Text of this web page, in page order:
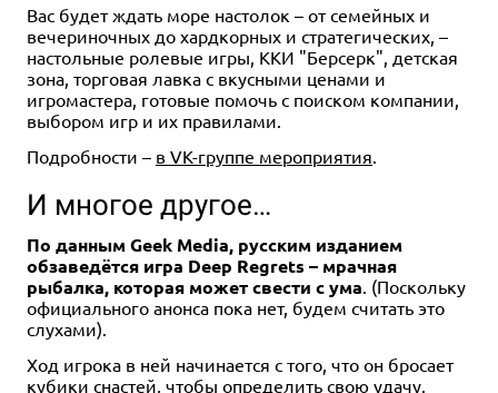
Шакал: Архипелаг. Остров
приливов
2 отзыва
Купить
Шакал: Архипелаг. Остров
Веселого Роджера
Купить
Шакал: Архипелаг. Остров
Пятницы
Купить
Шакал: Архипелаг. Остров
тысячи пещер
1 отзыв
Шакал: Архипелаг. Остров
Бена Ганна
Купить
Шакал: Архипелаг. Остров
Веселого Роджера (2019)
Уведомить о наличии
Уведомить о наличии
Вас будет ждать море настолок – от семейных и
вечериночных до хардкорных и стратегических, –
настольные ролевые игры, ККИ "Берсерк", детская
зона, торговая лавка с вкусными ценами и
игромастера, готовые помочь с поиском компании,
выбором игр и их правилами.
Подробности – в VK-группе мероприятия
И многое другое…
По данным Geek Media, русским изданием
обзаведётся игра Deep Regrets – мрачная
рыбалка, которая может свести с ума. (Поскольку
официального анонса пока нет, будем считать это
слухами).
Ход игрока в ней начинается с того, что он бросает
кубики снастей, чтобы определить свою удачу.